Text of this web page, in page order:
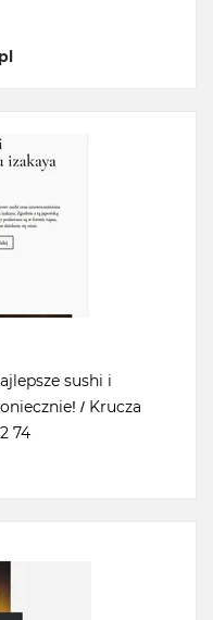
sushi i
/ Krucza
74